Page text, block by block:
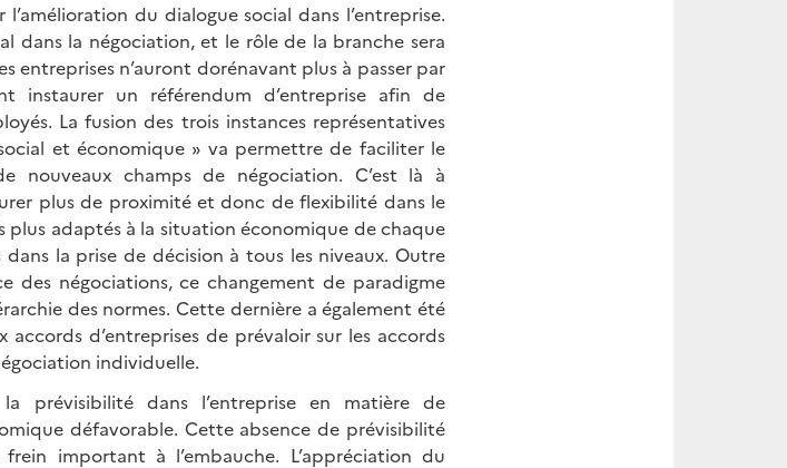
du dialogue social dans l’entreprise.
dans la négociation, et le rôle de la branche sera
entreprises n’auront dorénavant plus à passer par
instaurer un référendum d’entreprise afin de
La fusion des trois instances représentatives
et économique » va permettre de faciliter le
nouveaux champs de négociation. C’est là à
plus de proximité et donc de flexibilité dans le
adaptés à la situation économique de chaque
la prise de décision à tous les niveaux. Outre
des négociations, ce changement de paradigme
des normes. Cette dernière a également été
d’entreprises de prévaloir sur les accords
individuelle.
prévisibilité dans l’entreprise en matière de
défavorable. Cette absence de prévisibilité
important à l’embauche. L’appréciation du